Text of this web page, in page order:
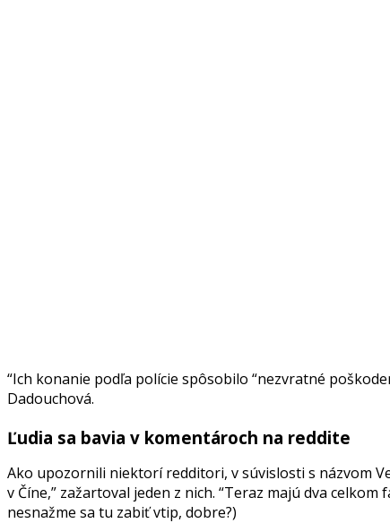
“Ich konanie podľa polície spôsobilo “nezvratné
Dadouchová.
Ľudia sa bavia v komentároch na reddite
Ako upozornili niektorí redditori, v súvislosti s názvom
v Číne,” zažartoval jeden z nich. “Teraz majú dva
nesnažme sa tu zabiť vtip, dobre?)